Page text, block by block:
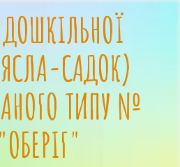
САДОК)
ТИПУ №